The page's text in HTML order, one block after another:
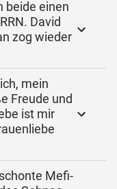
beide einen
David
zog wieder
mein
Freude und
ist mir
Mefi-